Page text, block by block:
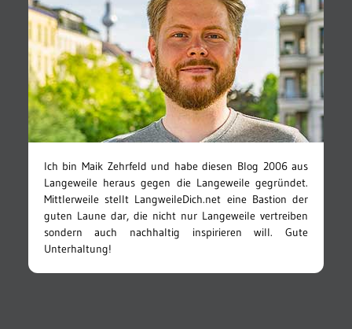
Ich bin Maik Zehrfeld und habe diesen Blog 2006 aus
Langeweile heraus gegen die Langeweile gegründet.
Mittlerweile stellt LangweileDich.net eine Bastion der
guten Laune dar, die nicht nur Langeweile vertreiben
sondern auch nachhaltig inspirieren will. Gute
Unterhaltung!